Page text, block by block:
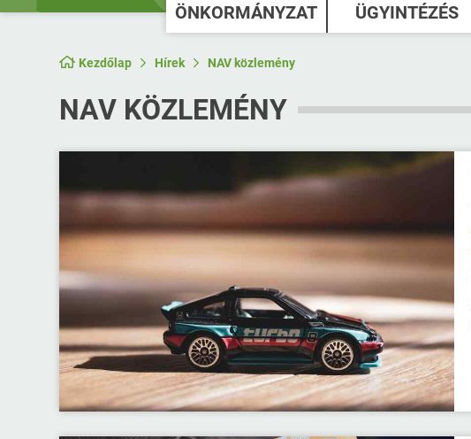
ÖNKORMÁNYZAT ÜGYINTÉZÉS
Kezdőlap Hírek NAV közlemény
NAV KÖZLEMÉNY